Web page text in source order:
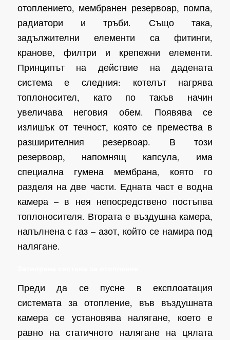
отоплението, мембранен резервоар, помпа,
радиатори и тръби. Също така,
задължителни елементи са фитинги,
кранове, филтри и крепежни елементи.
Принципът на действие на дадената
система е следния: котелът нагрява
топлоносител, като по такъв начин
увеличава неговия обем. Появява се
излишък от течност, която се премества в
разширителния резервоар. В този
резервоар, напомнящ капсула, има
специална гумена мембрана, която го
разделя на две части. Едната част е водна
камера – в нея непосредствено постъпва
топлоносителя. Втората е въздушна камера,
напълнена с газ – азот, който се намира под
налягане.
Преди да се пусне в експлоатация
системата за отопление, във въздушната
камера се установява налягане, което е
равно на статичното налягане на цялата